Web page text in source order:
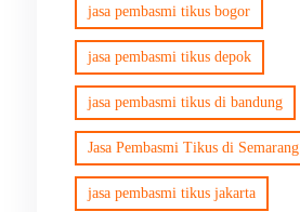
jasa pembasmi tikus bogor
jasa pembasmi tikus depok
jasa pembasmi tikus di bandung
Jasa Pembasmi Tikus di Semarang
jasa pembasmi tikus jakarta